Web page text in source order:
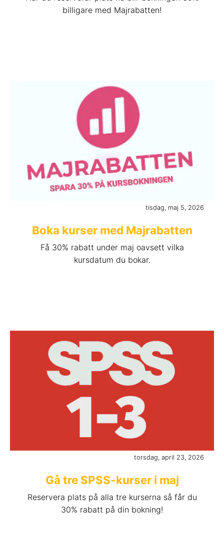
billigare med Majrabatten!
tisdag, maj 5, 2026
Boka kurser med Majrabatten
Få 30% rabatt under maj oavsett vilka
kursdatum du bokar.
torsdag, april 23, 2026
Gå tre SPSS-kurser i maj
Reservera plats på alla tre kurserna så får du
30% rabatt på din bokning!